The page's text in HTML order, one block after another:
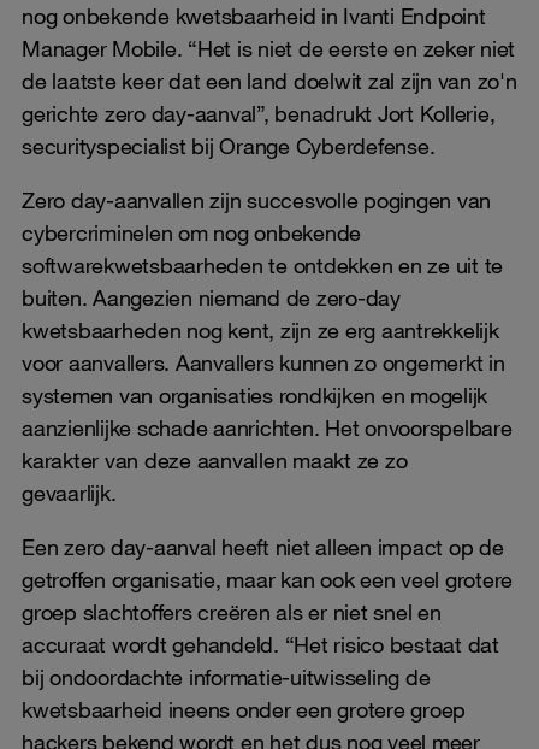
nog onbekende kwetsbaarheid in Ivanti Endpoint
Manager Mobile. “Het is niet de eerste en zeker niet
de laatste keer dat een land doelwit zal zijn van zo'n
gerichte zero day-aanval”, benadrukt Jort Kollerie,
securityspecialist bij Orange Cyberdefense.
Zero day-aanvallen zijn succesvolle pogingen van
cybercriminelen om nog onbekende
softwarekwetsbaarheden te ontdekken en ze uit te
buiten. Aangezien niemand de zero-day
kwetsbaarheden nog kent, zijn ze erg aantrekkelijk
voor aanvallers. Aanvallers kunnen zo ongemerkt in
systemen van organisaties rondkijken en mogelijk
aanzienlijke schade aanrichten. Het onvoorspelbare
karakter van deze aanvallen maakt ze zo
gevaarlijk.
Een zero day-aanval heeft niet alleen impact op de
getroffen organisatie, maar kan ook een veel grotere
groep slachtoffers creëren als er niet snel en
accuraat wordt gehandeld. “Het risico bestaat dat
bij ondoordachte informatie-uitwisseling de
kwetsbaarheid ineens onder een grotere groep
hackers bekend wordt en het dus nog veel meer